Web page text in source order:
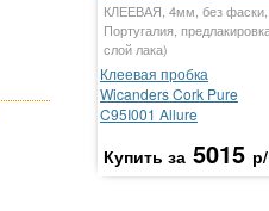
КЛЕЕВАЯ, 4мм, без фаски,
Португалия,
слой лака)
Клеевая пробка
Wicanders Cork Pure
C95I001 Allure
Купить за 5015